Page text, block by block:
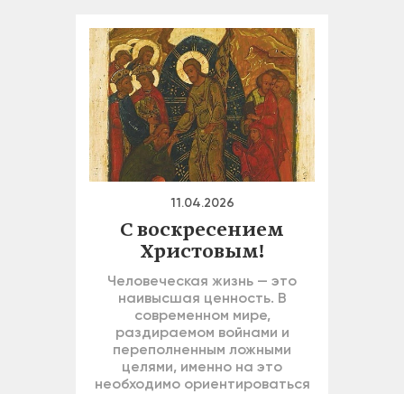
11.04.2026
С воскресением
Христовым!
Человеческая жизнь — это
наивысшая ценность. В
современном мире,
раздираемом войнами и
переполненным ложными
целями, именно на это
необходимо ориентироваться